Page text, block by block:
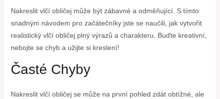
Nakreslit vlčí obličej může být zábavné a odměňující. S tímto
snadným návodem pro začátečníky jste se naučili, jak vytvořit
realistický vlčí obličej plný výrazů a charakteru. Buďte kreativní,
nebojte se chyb a užijte si kreslení!
Časté Chyby
Nakreslit vlčí obličej se může na první pohled zdát obtížné, ale